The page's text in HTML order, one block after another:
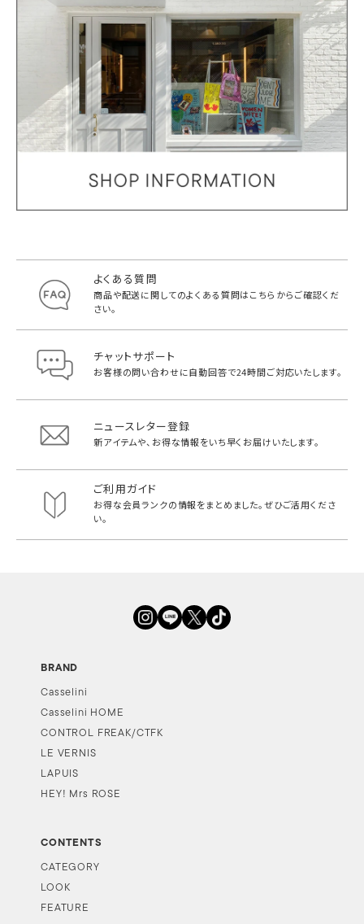
よくある質問
商品や配送に関してのよくある質問はこちらからご確認くだ
さい。
チャットサポート
お客様の問い合わせに自動回答で24時間ご対応いたします。
ニュースレター登録
新アイテムや、お得な情報をいち早く お届けいたします。
ご利用ガイド
お得な会員ランクの情報をまとめました。ぜひご活用くださ
い。
BRAND
Casselini
Casselini HOME
CONTROL FREAK/CTFK
LE VERNIS
LAPUIS
HEY! Mrs ROSE
CONTENTS
CATEGORY
LOOK
FEATURE